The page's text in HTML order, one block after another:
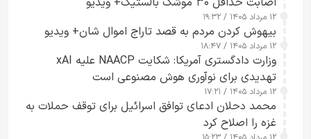
۱۲ مرداد ۱۴۰۵ / ۱۹:۳۲
بیهوش کردن مردم به قصد تاراج اموال شان+ ویدیو
۱۲ مرداد ۱۴۰۵ / ۱۸:۴۷
وزارت دادگستری آمریکا: شکایت NAACP علیه xAI
تهدیدی برای نوآوری هوش مصنوعی است
۱۲ مرداد ۱۴۰۵ / ۱۷:۲۱
محمد دحلان ادعای توافق اسرائیل برای توقف حملات به
غزه را اصلاح کرد